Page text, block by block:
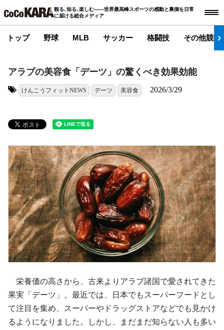
観る､知る､楽しむ――世界最高峰スポーツの感動と裏側を日常
に届ける総合メディア
トップ 野球 MLB サッカー 格闘技 その他競技
アラブの美容食「デーツ」の驚くべき効果効能
けんこうフィットNEWS デーツ 美容食 2026/3/29
栄養価の高さから、古来よりアラブ諸国で愛されてきた
果実「デーツ」。最近では、日本でもスーパーフードとし
て注目を集め、スーパーやドラッグストアなどでも見かけ
るようになりました。しかし、まだまだ知らない人も多い